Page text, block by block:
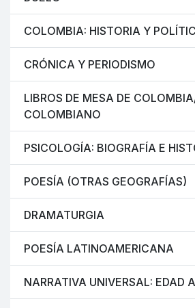
COLOMBIA: HISTORIA Y
CRÓNICA Y PERIODISMO
LIBROS DE MESA DE
COLOMBIANO
PSICOLOGÍA: BIOGRAFÍA E
POESÍA (OTRAS GEOGRAFÍAS)
DRAMATURGIA
POESÍA LATINOAMERICANA
NARRATIVA UNIVERSAL: EDAD